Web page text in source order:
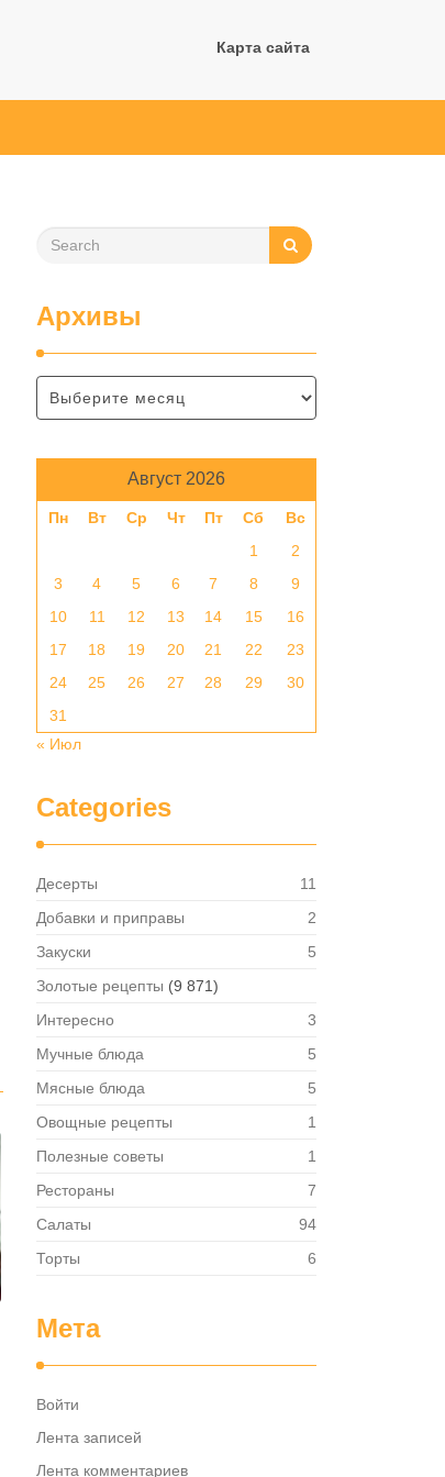
Карта сайта
Архивы
Август 2026
Пн Вт Ср Чт Пт Сб
Вс
1
2
3
4 5 6 7 8
9
10
11 12 13 14 15
16
17
18 19 20 21 22
23
24
25 26 27 28 29
30
31
« Июл
Categories
Десерты
11
Добавки и приправы
2
Закуски
5
Золотые рецепты (9 871)
Интересно
3
Мучные блюда
5
Мясные блюда
5
Овощные рецепты
1
Полезные советы
1
Рестораны
7
Салаты
94
Торты
6
Мета
Войти
Лента записей
Лента комментариев